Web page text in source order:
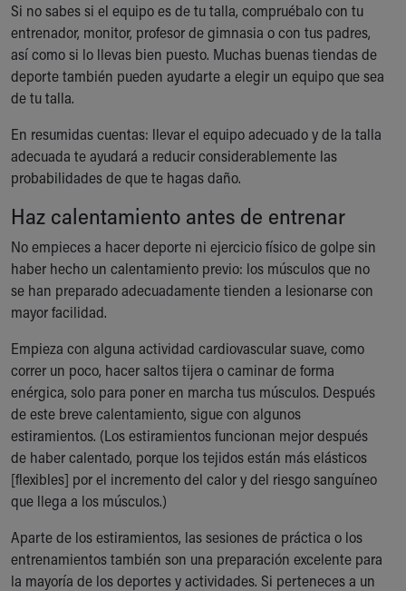
Si no sabes si el equipo es de tu talla, compruébalo con tu
entrenador, monitor, profesor de gimnasia o con tus padres,
así como si lo llevas bien puesto. Muchas buenas tiendas de
deporte también pueden ayudarte a elegir un equipo que sea
de tu talla.
En resumidas cuentas: llevar el equipo adecuado y de la talla
adecuada te ayudará a reducir considerablemente las
probabilidades de que te hagas daño.
Haz calentamiento antes de entrenar
No empieces a hacer deporte ni ejercicio físico de golpe sin
haber hecho un calentamiento previo: los músculos que no
se han preparado adecuadamente tienden a lesionarse con
mayor facilidad.
Empieza con alguna actividad cardiovascular suave, como
correr un poco, hacer saltos tijera o caminar de forma
enérgica, solo para poner en marcha tus músculos. Después
de este breve calentamiento, sigue con algunos
estiramientos. (Los estiramientos funcionan mejor después
de haber calentado, porque los tejidos están más elásticos
[flexibles] por el incremento del calor y del riesgo sanguíneo
que llega a los músculos.)
Aparte de los estiramientos, las sesiones de práctica o los
entrenamientos también son una preparación excelente para
la mayoría de los deportes y actividades. Si perteneces a un